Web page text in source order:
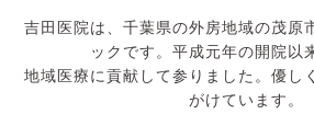
吉田医院は、千葉県の外房地域の茂原
ックです。平成元年の開院以
地域医療に貢献して参りました。優し
がけています。